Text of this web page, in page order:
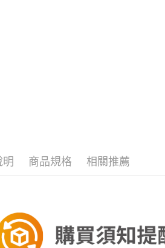
明 商品規格 相關推薦